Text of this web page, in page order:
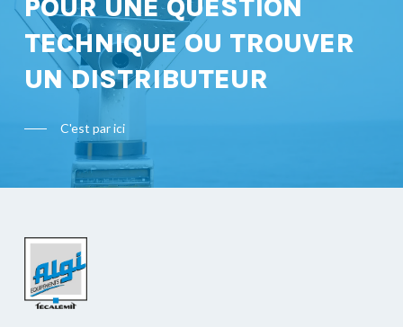
POUR UNE QUESTION
TECHNIQUE OU TROUVER
UN DISTRIBUTEUR
C'est par ici